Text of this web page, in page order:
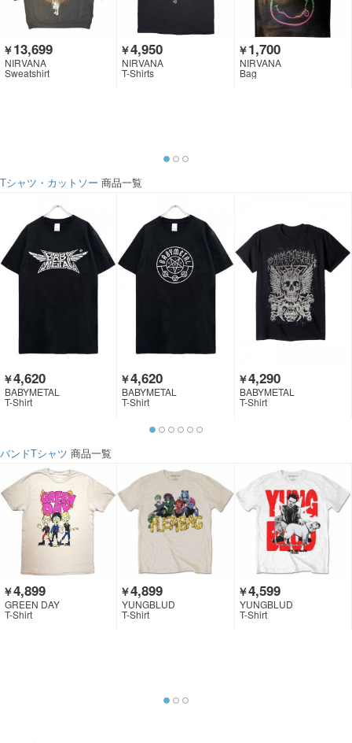
￥13,699
NIRVANA
Sweatshirt
￥4,950
NIRVANA
T-Shirts
￥1,700
NIRVANA
Bag
Tシャツ・カットソー 商品一覧
￥4,620
BABYMETAL
T-Shirt
￥4,620
BABYMETAL
T-Shirt
￥4,290
BABYMETAL
T-Shirt
バンドTシャツ 商品一覧
￥4,899
GREEN DAY
T-Shirt
￥4,899
YUNGBLUD
T-Shirt
￥4,599
YUNGBLUD
T-Shirt